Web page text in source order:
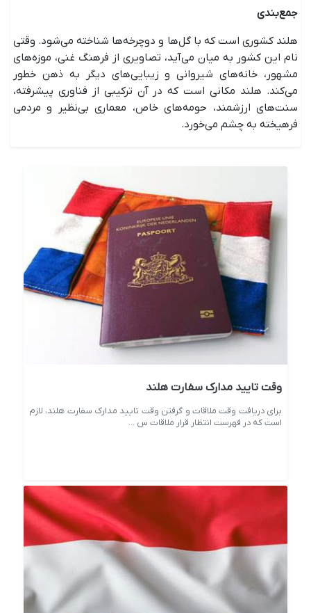
جمع‌بندی
هلند کشوری است که با گل‌ها و دوچرخه‌ها شناخته می‌شود. وقتی
نام این کشور به میان می‌آید، تصاویری از فرهنگ غنی، موزه‌های
مشهور، خانه‌های شیروانی و زیبایی‌های دیگر به ذهن خطور
می‌کند. هلند مکانی است که در آن ترکیبی از فناوری پیشرفته،
سنت‌های ارزشمند، حومه‌های خاص، معماری بی‌نظیر و مردمی
فرهیخته به چشم می‌خورد.
وقت تایید مدارک سفارت هلند
برای دریافت وقت ملاقات و گرفتن وقت تایید مدارک سفارت هلند، لازم
است که در فهرست انتظار قرار ملاقات س ...